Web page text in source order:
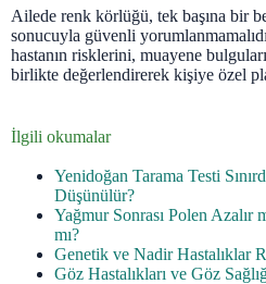
Ailede renk körlüğü, tek başına bir
sonucuyla güvenli
hastanın risklerini, muayene
birlikte değerlendirerek kişiye özel
İlgili okumalar
Yenidoğan Tarama Testi
Düşünülür?
Yağmur Sonrası Polen Azalır
mı?
Genetik ve Nadir Hastalıklar
Göz Hastalıkları ve Göz